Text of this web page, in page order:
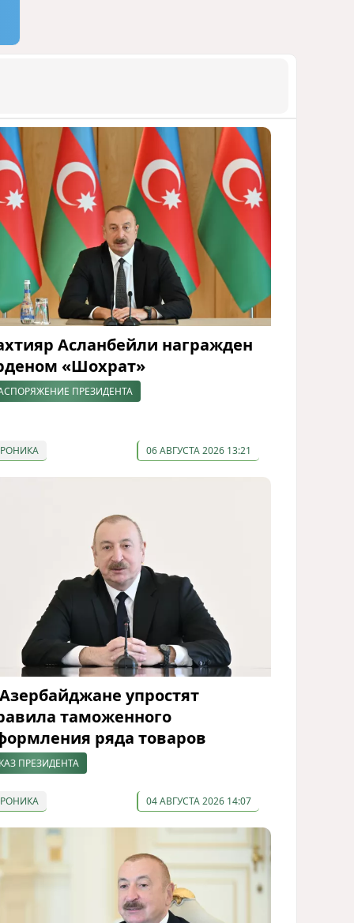
Асланбейли награжден
«Шохрат»
ПРЕЗИДЕНТА
06 АВГУСТА 2026 13:21
упростят
таможенного
ряда товаров
ПРЕЗИДЕНТА
04 АВГУСТА 2026 14:07